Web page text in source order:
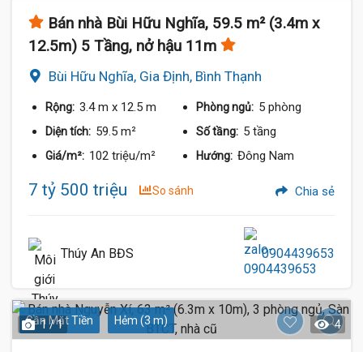
Bán nhà Bùi Hữu Nghĩa, 59.5 m² (3.4m x
12.5m) 5 Tầng, nở hậu 11m
Bùi Hữu Nghĩa, Gia Định, Bình Thạnh
Rộng: 3.4 m x 12.5 m Phòng ngủ: 5 phòng
Diện tích: 59.5 m² Số tầng: 5 tầng
Giá/m²: 102 triệu/m² Hướng: Đông Nam
7 tỷ 500 triệu So sánh Chia sẻ
Thúy An BĐS 0904439653
Gần Mặt Tiền Hẻm (3 m)
1 / 1 4